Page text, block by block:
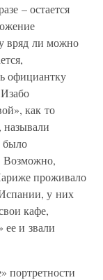
– остается
вряд ли можно
официантку
как то
называли
было
Возможно,
проживало
у них
кафе,
и звали
портретности